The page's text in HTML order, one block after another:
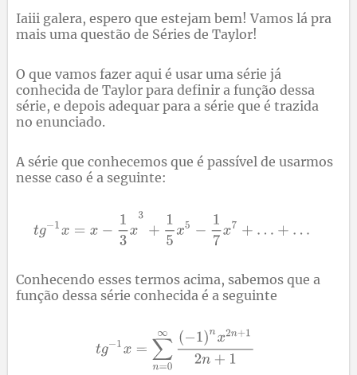
Iaiii galera, espero que estejam bem! Vamos lá pra
mais uma questão de Séries de Taylor!
O que vamos fazer aqui é usar uma série já
conhecida de Taylor para definir a função dessa
série, e depois adequar para a série que é trazida
no enunciado.
A série que conhecemos que é passível de usarmos
nesse caso é a seguinte:
Conhecendo esses termos acima, sabemos que a
função dessa série conhecida é a seguinte